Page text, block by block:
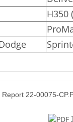
H350
Report 22-00075-